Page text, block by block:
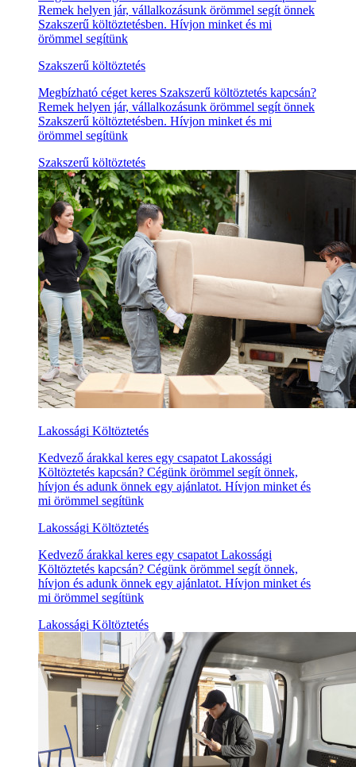
Remek helyen jár, vállalkozásunk örömmel segít önnek
Szakszerű költöztetésben. Hívjon minket és mi
örömmel segítünk
Szakszerű költöztetés
Megbízható céget keres Szakszerű költöztetés kapcsán?
Remek helyen jár, vállalkozásunk örömmel segít önnek
Szakszerű költöztetésben. Hívjon minket és mi
örömmel segítünk
Szakszerű költöztetés
Lakossági Költöztetés
Kedvező árakkal keres egy csapatot Lakossági
Költöztetés kapcsán? Cégünk örömmel segít önnek,
hívjon és adunk önnek egy ajánlatot. Hívjon minket és
mi örömmel segítünk
Lakossági Költöztetés
Kedvező árakkal keres egy csapatot Lakossági
Költöztetés kapcsán? Cégünk örömmel segít önnek,
hívjon és adunk önnek egy ajánlatot. Hívjon minket és
mi örömmel segítünk
Lakossági Költöztetés